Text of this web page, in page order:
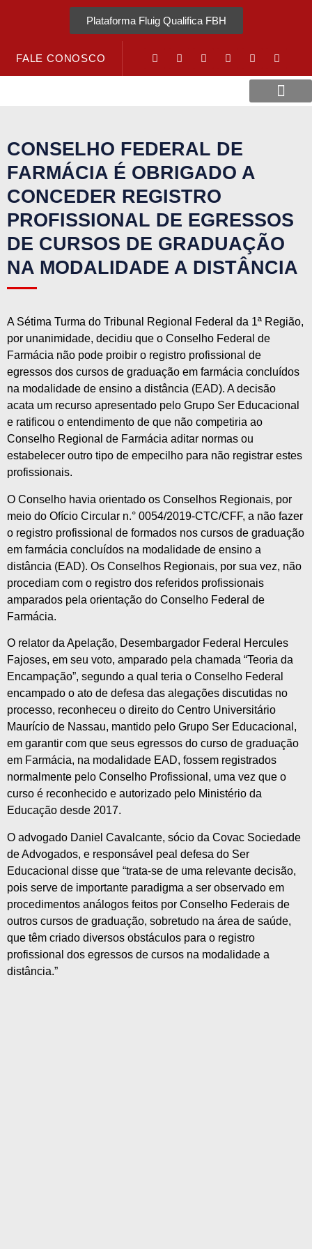
Plataforma Fluig Qualifica FBH
FALE CONOSCO
CONSELHO FEDERAL DE
FARMÁCIA É OBRIGADO A
CONCEDER REGISTRO
PROFISSIONAL DE EGRESSOS
DE CURSOS DE GRADUAÇÃO
NA MODALIDADE A DISTÂNCIA
A Sétima Turma do Tribunal Regional Federal da 1ª Região,
por unanimidade, decidiu que o Conselho Federal de
Farmácia não pode proibir o registro profissional de
egressos dos cursos de graduação em farmácia concluídos
na modalidade de ensino a distância (EAD). A decisão
acata um recurso apresentado pelo Grupo Ser Educacional
e ratificou o entendimento de que não competiria ao
Conselho Regional de Farmácia aditar normas ou
estabelecer outro tipo de empecilho para não registrar estes
profissionais.
O Conselho havia orientado os Conselhos Regionais, por
meio do Ofício Circular n.° 0054/2019-CTC/CFF, a não fazer
o registro profissional de formados nos cursos de graduação
em farmácia concluídos na modalidade de ensino a
distância (EAD). Os Conselhos Regionais, por sua vez, não
procediam com o registro dos referidos profissionais
amparados pela orientação do Conselho Federal de
Farmácia.
O relator da Apelação, Desembargador Federal Hercules
Fajoses, em seu voto, amparado pela chamada “Teoria da
Encampação”, segundo a qual teria o Conselho Federal
encampado o ato de defesa das alegações discutidas no
processo, reconheceu o direito do Centro Universitário
Maurício de Nassau, mantido pelo Grupo Ser Educacional,
em garantir com que seus egressos do curso de graduação
em Farmácia, na modalidade EAD, fossem registrados
normalmente pelo Conselho Profissional, uma vez que o
curso é reconhecido e autorizado pelo Ministério da
Educação desde 2017.
O advogado Daniel Cavalcante, sócio da Covac Sociedade
de Advogados, e responsável peal defesa do Ser
Educacional disse que “trata-se de uma relevante decisão,
pois serve de importante paradigma a ser observado em
procedimentos análogos feitos por Conselho Federais de
outros cursos de graduação, sobretudo na área de saúde,
que têm criado diversos obstáculos para o registro
profissional dos egressos de cursos na modalidade a
distância.”